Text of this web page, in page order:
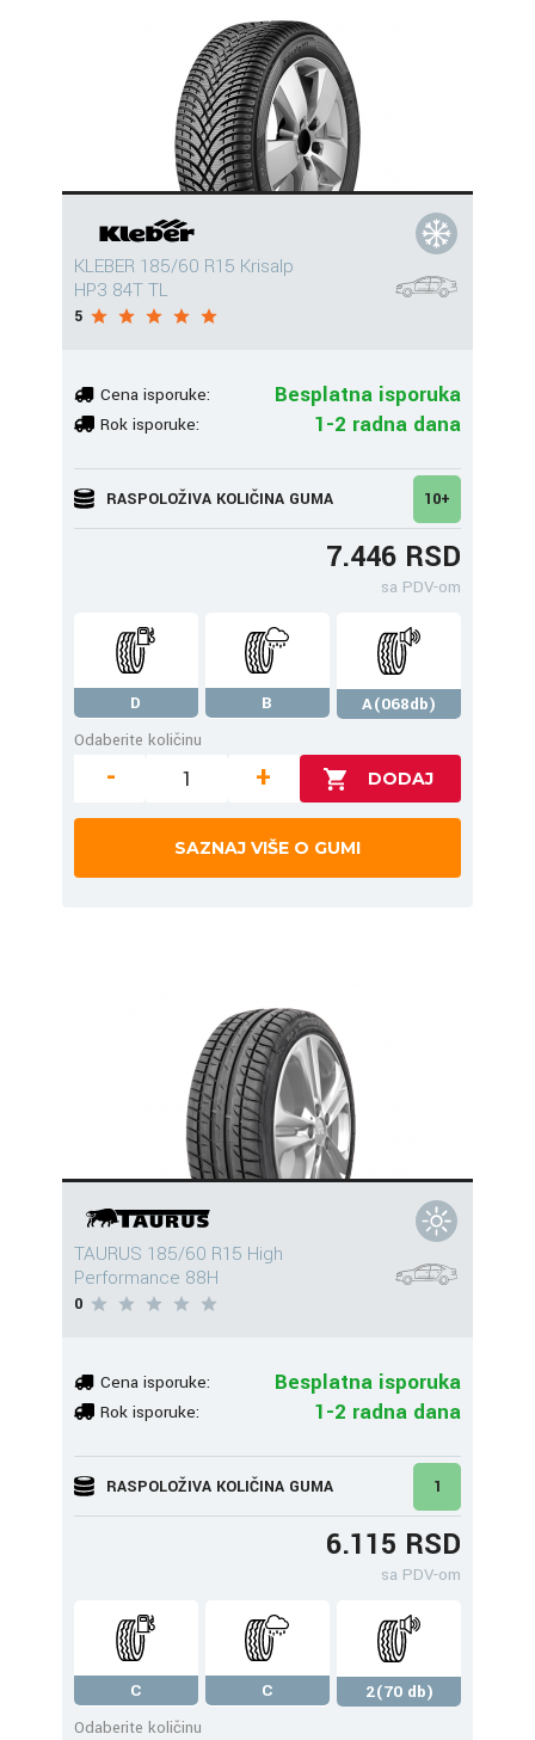
KLEBER 185/60 R15 Krisalp
HP3 84T TL
5
Cena isporuke: Besplatna isporuka
Rok isporuke: 1-2 radna dana
RASPOLOŽIVA KOLIČINA GUMA 10+
7.446 RSD
sa PDV-om
D B
A(068db)
Odaberite količinu
- +
SAZNAJ VIŠE O GUMI
TAURUS 185/60 R15 High
Performance 88H
0
Cena isporuke: Besplatna isporuka
Rok isporuke: 1-2 radna dana
RASPOLOŽIVA KOLIČINA GUMA 1
6.115 RSD
sa PDV-om
C C
2(70 db)
Odaberite količinu